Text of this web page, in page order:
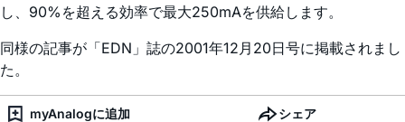
し、90%を超える効率で最大250mAを供給します。
同様の記事が「EDN」誌の2001年12月20日号に掲載されまし
た。
myAnalogに追加 シェア